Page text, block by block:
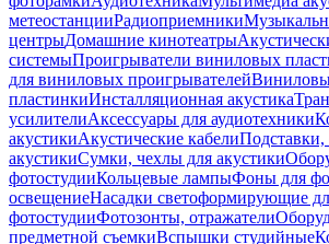
метеостанцииРадиоприемники
центрыДомашние кинотеатры
системыПроигрыватели виниловых
для виниловых проигрывателей
пластинкиИнсталляционная акустика
усилителиАксессуары для аудиотехники
акустикиАкустические кабелиПодставки,
акустикиСумки, чехлы для акустики
фотостудииКольцевые лампыФоны для
освещениеНасадки светоформирующие
фотостудииФотозонты, отражатели
предметной съемкиВспышки студийные